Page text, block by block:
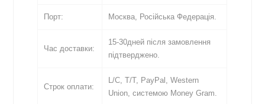
Порт: Москва, Російська Федерація.
Час доставки:
15-30дней після замовлення
підтверджено.
Строк оплати:
L/C, T/T, PayPal, Western
Union, системою Money Gram.